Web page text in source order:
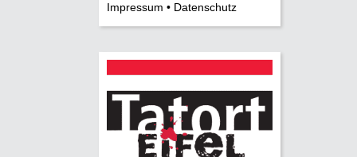
Impressum • Datenschutz